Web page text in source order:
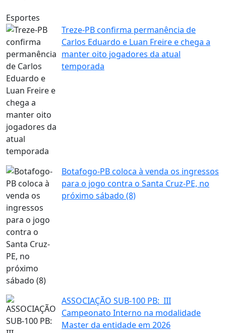
Esportes
Treze-PB confirma permanência de
Carlos Eduardo e Luan Freire e chega a
manter oito jogadores da atual
temporada
Botafogo-PB coloca à venda os ingressos
para o jogo contra o Santa Cruz-PE, no
próximo sábado (8)
ASSOCIAÇÃO SUB-100 PB: III
Campeonato Interno na modalidade
Master da entidade em 2026